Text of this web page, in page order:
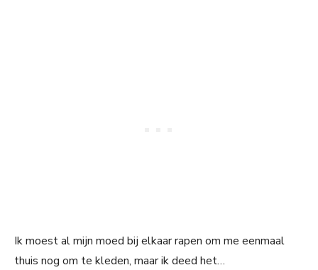
Ik moest al mijn moed bij elkaar rapen om me eenmaal
thuis nog om te kleden, maar ik deed het…